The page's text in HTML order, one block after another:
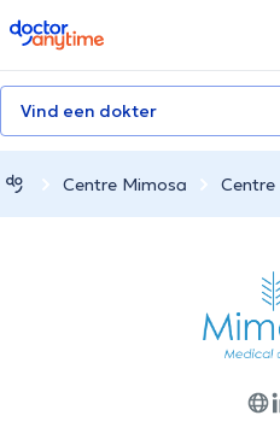
doctoranytime
Vind een dokter
Centre Mimosa Centre